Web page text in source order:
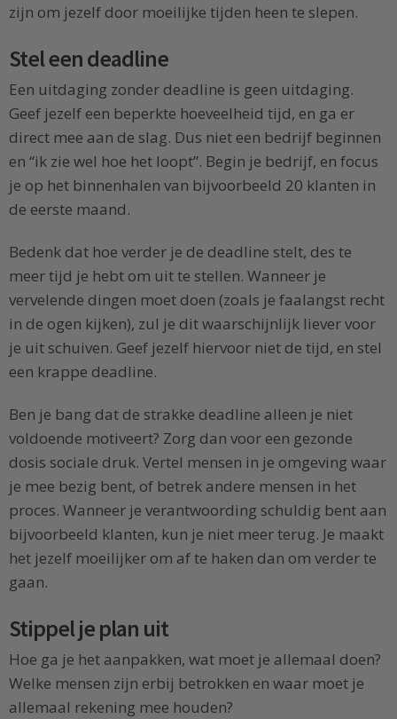
zijn om jezelf door moeilijke tijden heen te slepen.
Stel een deadline
Een uitdaging zonder deadline is geen uitdaging.
Geef jezelf een beperkte hoeveelheid tijd, en ga er
direct mee aan de slag. Dus niet een bedrijf beginnen
en “ik zie wel hoe het loopt”. Begin je bedrijf, en focus
je op het binnenhalen van bijvoorbeeld 20 klanten in
de eerste maand.
Bedenk dat hoe verder je de deadline stelt, des te
meer tijd je hebt om uit te stellen. Wanneer je
vervelende dingen moet doen (zoals je faalangst recht
in de ogen kijken), zul je dit waarschijnlijk liever voor
je uit schuiven. Geef jezelf hiervoor niet de tijd, en stel
een krappe deadline.
Ben je bang dat de strakke deadline alleen je niet
voldoende motiveert? Zorg dan voor een gezonde
dosis sociale druk. Vertel mensen in je omgeving waar
je mee bezig bent, of betrek andere mensen in het
proces. Wanneer je verantwoording schuldig bent aan
bijvoorbeeld klanten, kun je niet meer terug. Je maakt
het jezelf moeilijker om af te haken dan om verder te
gaan.
Stippel je plan uit
Hoe ga je het aanpakken, wat moet je allemaal doen?
Welke mensen zijn erbij betrokken en waar moet je
allemaal rekening mee houden?